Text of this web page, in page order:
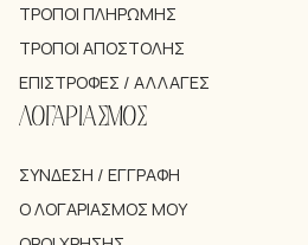
ΤΡΌΠΟΙ ΠΛΗΡΩΜΉΣ
ΤΡΌΠΟΙ ΑΠΟΣΤΟΛΉΣ
ΕΠΙΣΤΡΟΦΈΣ / ΑΛΛΑΓΈΣ
ΛΟΓΑΡΙΑΣΜΟΣ
ΣΎΝΔΕΣΗ / ΕΓΓΡΑΦΉ
Ο ΛΟΓΑΡΙΑΣΜΌΣ ΜΟΥ